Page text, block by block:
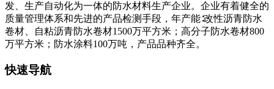
发、生产自动化为一体的防水材料生产企业。企业有着健全的
质量管理体系和先进的产品检测手段，年产能∶改性沥青防水
卷材、自粘沥青防水卷材1500万平方米；高分子防水卷材800
万平方米；防水涂料100万吨，产品品种齐全。
快速导航